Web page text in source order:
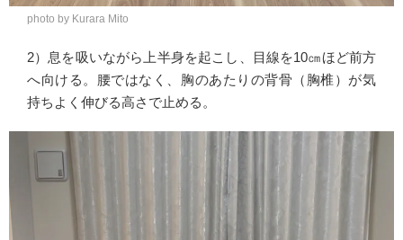
photo by Kurara Mito
2）息を吸いながら上半身を起こし、目線を10㎝ほど前方
へ向ける。腰ではなく、胸のあたりの背骨（胸椎）が気
持ちよく伸びる高さで止める。